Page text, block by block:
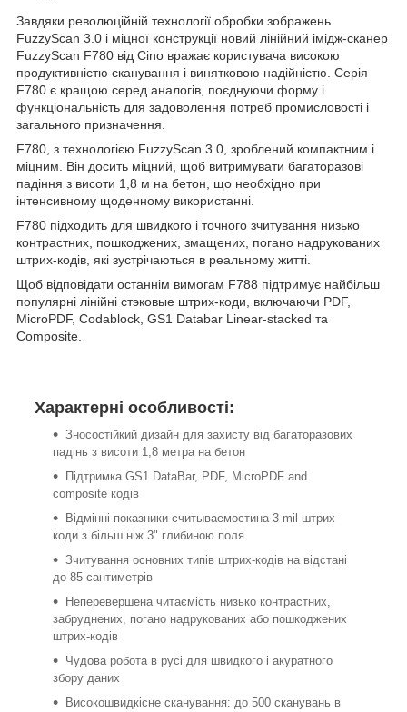
Завдяки революційній технології обробки зображень
FuzzyScan 3.0 і міцної конструкції новий лінійний імідж-сканер
FuzzyScan F780 від Cino вражає користувача високою
продуктивністю сканування і винятковою надійністю. Серія
F780 є кращою серед аналогів, поєднуючи форму і
функціональність для задоволення потреб промисловості і
загального призначення.
F780, з технологією FuzzyScan 3.0, зроблений компактним і
міцним. Він досить міцний, щоб витримувати багаторазові
падіння з висоти 1,8 м на бетон, що необхідно при
інтенсивному щоденному використанні.
F780 підходить для швидкого і точного зчитування низько
контрастних, пошкоджених, змащених, погано надрукованих
штрих-кодів, які зустрічаються в реальному житті.
Щоб відповідати останнім вимогам F788 підтримує найбільш
популярні лінійні стэковые штрих-коди, включаючи PDF,
MicroPDF, Codablock, GS1 Databar Linear-stacked та
Composite.
Характерні особливості:
Зносостійкий дизайн для захисту від багаторазових
падінь з висоти 1,8 метра на бетон
Підтримка GS1 DataBar, PDF, MicroPDF and
composite кодів
Відмінні показники считываемостина 3 mil штрих-
коди з більш ніж 3" глибиною поля
Зчитування основних типів штрих-кодів на відстані
до 85 сантиметрів
Неперевершена читаємість низько контрастних,
забруднених, погано надрукованих або пошкоджених
штрих-кодів
Чудова робота в русі для швидкого і акуратного
збору даних
Високошвидкісне сканування: до 500 сканувань в